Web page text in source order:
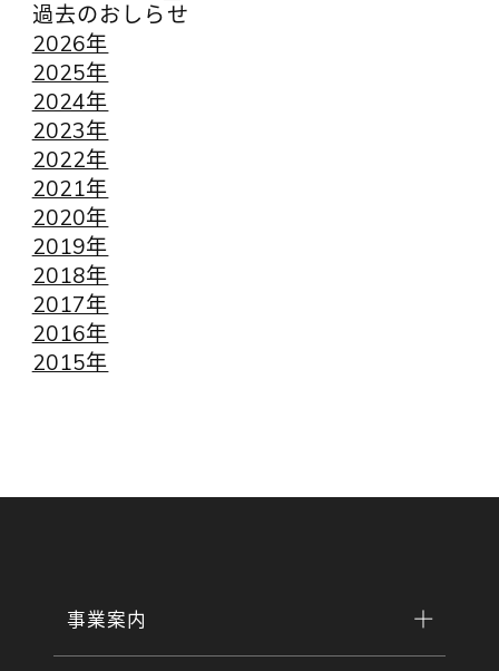
過去のおしらせ
2026年
2025年
2024年
2023年
2022年
2021年
2020年
2019年
2018年
2017年
2016年
2015年
事業案内